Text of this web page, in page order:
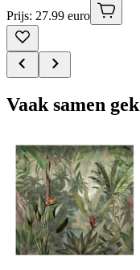
Prijs: 27.99 euro
Vaak samen